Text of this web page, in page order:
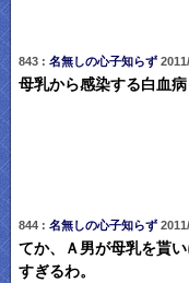
843 : 名無しの心子知らず
母乳から感染する白血
844 : 名無しの心子知らず
てか、Ａ男が母乳を貰
すぎるわ。